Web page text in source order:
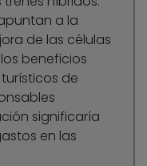
a la
de las células
beneficios
de
significaría
en las